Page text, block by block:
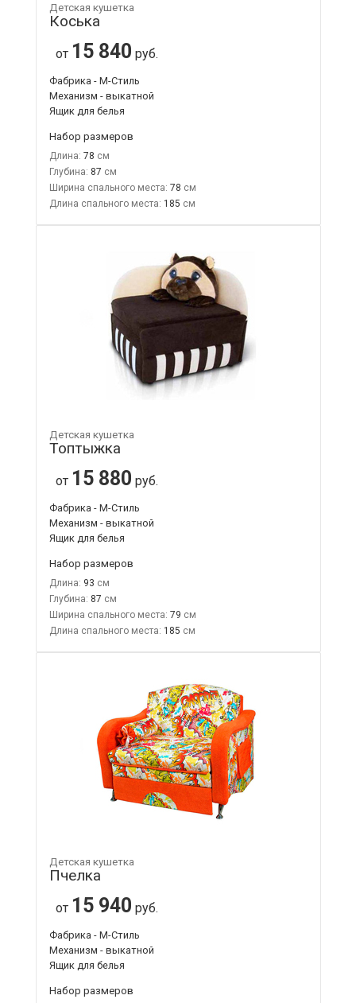
Детская кушетка
Коська
от 15 840 руб.
Фабрика - М-Стиль
Механизм - выкатной
Ящик для белья
Набор размеров
Длина: 78
Глубина: 87
Ширина спального места: 78
Длина спального места: 185
Детская кушетка
Топтыжка
от 15 880 руб.
Фабрика - М-Стиль
Механизм - выкатной
Ящик для белья
Набор размеров
Длина: 93
Глубина: 87
Ширина спального места: 79
Длина спального места: 185
Детская кушетка
Пчелка
от 15 940 руб.
Фабрика - М-Стиль
Механизм - выкатной
Ящик для белья
Набор размеров